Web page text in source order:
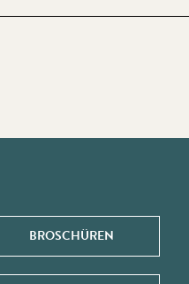
BROSCHÜREN